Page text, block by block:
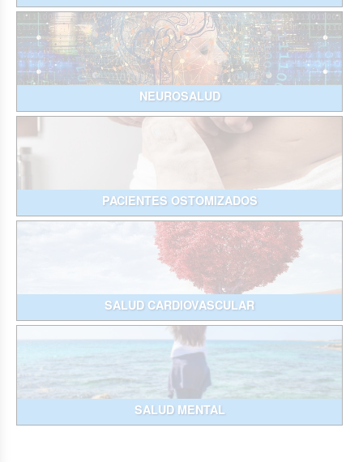
NEUROSALUD
PACIENTES OSTOMIZADOS
SALUD CARDIOVASCULAR
SALUD MENTAL